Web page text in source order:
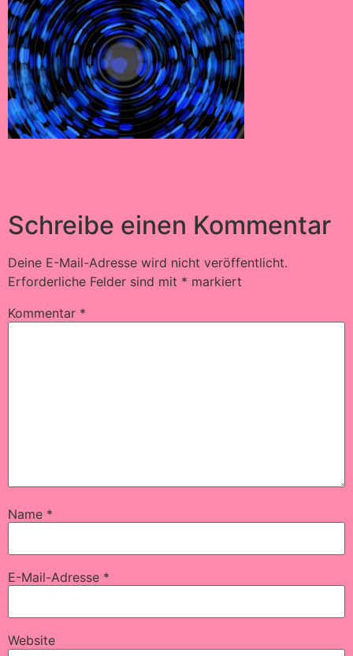
Schreibe einen Kommentar
Deine E-Mail-Adresse wird nicht veröffentlicht.
Erforderliche Felder sind mit * markiert
Kommentar *
Name *
E-Mail-Adresse *
Website